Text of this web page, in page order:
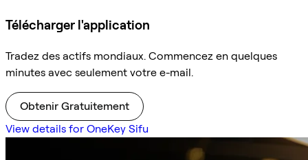
Télécharger l'application
Tradez des actifs mondiaux. Commencez en quelques
minutes avec seulement votre e-mail.
Obtenir Gratuitement
View details for OneKey Sifu